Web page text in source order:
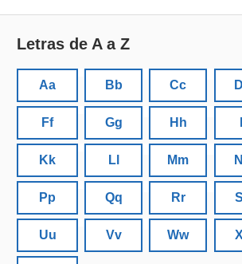
Letras de A a Z
Aa Bb Cc
Ff Gg Hh
Kk Ll Mm
Pp Qq Rr
Uu Vv Ww